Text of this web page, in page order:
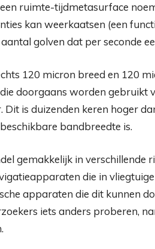
ruimte-tijdmetasurface
kan weerkaatsen (een
golven dat per seconde
120 micron breed en 120
doorgaans worden gebruikt
is duizenden keren hoger
bandbreedte is.
gemakkelijk in verschillende
die in
apparaten die dit kunnen
iets anders proberen,